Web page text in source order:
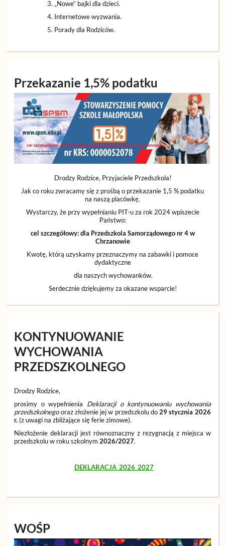
„Nowe” bajki dla dzieci.
Internetowe wyzwania.
Porady dla Rodziców.
Przekazanie 1,5% podatku
Drodzy Rodzice, Przyjaciele Przedszkola!
Jak co roku zwracamy się z prośbą o przekazanie 1,5 % podatku
na naszą placówkę.
Wystarczy, że przy wypełnianiu PIT-u za rok 2024 wpiszecie
Państwo:
cel szczegółowy: dla Przedszkola Samorządowego nr 4 w
Chrzanowie
Kwotę, którą uzyskamy przeznaczymy na zabawki i pomoce
dydaktyczne
dla naszych wychowanków.
Serdecznie dziękujemy za okazane wsparcie!
KONTYNUOWANIE
WYCHOWANIA
PRZEDSZKOLNEGO
Drodzy Rodzice,
prosimy o wypełnienia Deklaracji o kontynuowaniu wychowania
przedszkolnegooraz złożenie jej w przedszkolu do29 stycznia 2026
r.(z uwagi na zbliżające się ferie zimowe).
Niezłożenie deklaracji jest równoznaczny z rezygnacją z miejsca w
przedszkolu w roku szkolnym2026/2027.
DEKLARACJA_2026_2027
WOŚP